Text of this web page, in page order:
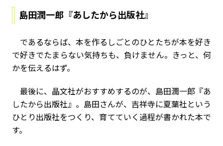
島田潤一郎『あしたから出版社』
であるならば、本を作るしごとのひとたちが本を好き
で好きでたまらない気持ちも、負けません。きっと、何
かを伝えるはず。
最後に、晶文社がおすすめするのが、島田潤一郎『あ
したから出版社』。島田さんが、吉祥寺に夏葉社という
ひとり出版社をつくり、育てていく過程が書かれた本で
す。